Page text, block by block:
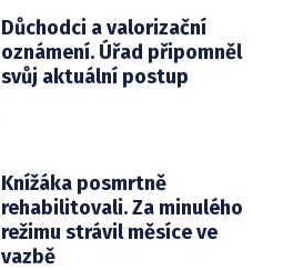
Důchodci a valorizační
oznámení. Úřad připomněl
svůj aktuální postup
Knížáka posmrtně
rehabilitovali. Za minulého
režimu strávil měsíce ve
vazbě